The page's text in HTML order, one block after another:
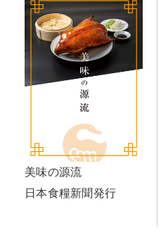
美味の源流
日本食糧新聞発行